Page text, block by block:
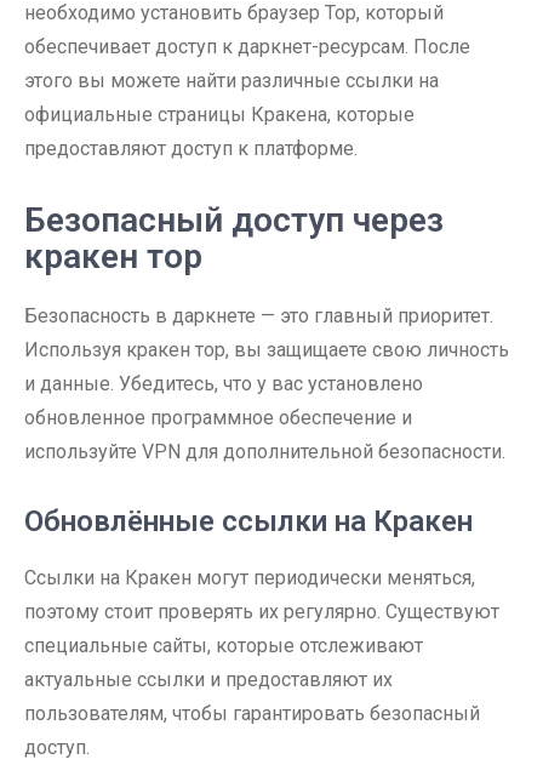
необходимо установить браузер Тор, который
обеспечивает доступ к даркнет-ресурсам. После
этого вы можете найти различные ссылки на
официальные страницы Кракена, которые
предоставляют доступ к платформе.
Безопасный доступ через
кракен тор
Безопасность в даркнете — это главный приоритет.
Используя кракен тор, вы защищаете свою личность
и данные. Убедитесь, что у вас установлено
обновленное программное обеспечение и
используйте VPN для дополнительной безопасности.
Обновлённые ссылки на Кракен
Ссылки на Кракен могут периодически меняться,
поэтому стоит проверять их регулярно. Существуют
специальные сайты, которые отслеживают
актуальные ссылки и предоставляют их
пользователям, чтобы гарантировать безопасный
доступ.